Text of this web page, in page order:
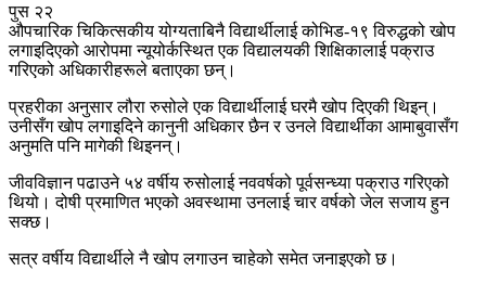
पुस २२
औपचारिक चिकित्सकीय योग्यताबिनै विद्यार्थीलाई कोभिड-१९ विरुद्धको खोप
लगाइदिएको आरोपमा न्यूयोर्कस्थित एक विद्यालयकी शिक्षिकालाई पक्राउ
गरिएको अधिकारीहरूले बताएका छन्।
प्रहरीका अनुसार लौरा रुसोले एक विद्यार्थीलाई घरमै खोप दिएकी थिइन्।
उनीसँग खोप लगाइदिने कानुनी अधिकार छैन र उनले विद्यार्थीका आमाबुवासँग
अनुमति पनि मागेकी थिइनन्।
जीवविज्ञान पढाउने ५४ वर्षीय रुसोलाई नववर्षको पूर्वसन्ध्या पक्राउ गरिएको
थियो। दोषी प्रमाणित भएको अवस्थामा उनलाई चार वर्षको जेल सजाय हुन
सक्छ।
सत्र वर्षीय विद्यार्थीले नै खोप लगाउन चाहेको समेत जनाइएको छ।